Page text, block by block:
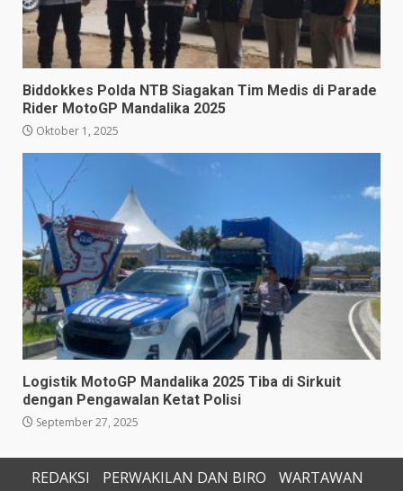
Biddokkes Polda NTB Siagakan Tim Medis di Parade
Rider MotoGP Mandalika 2025
Oktober 1, 2025
Logistik MotoGP Mandalika 2025 Tiba di Sirkuit
dengan Pengawalan Ketat Polisi
September 27, 2025
REDAKSI PERWAKILAN DAN BIRO
WARTAWAN